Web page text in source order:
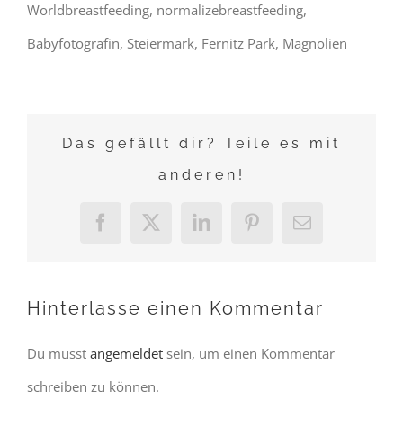
Worldbreastfeeding, normalizebreastfeeding,
Babyfotografin, Steiermark, Fernitz Park, Magnolien
Das gefällt dir? Teile es mit
anderen!
Facebook
X LinkedInPinterest
E-
Hinterlasse einen Kommentar
Du musst angemeldet sein, um einen Kommentar
schreiben zu können.